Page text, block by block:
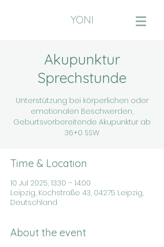
YONI
Akupunktur
Sprechstunde
Unterstützung bei körperlichen oder
emotionalen Beschwerden,
Geburtsvorbereitende Akupunktur ab
36+0 SSW
Time & Location
10 Jul 2025, 13:30 – 14:00
Leipzig, Kochstraße 43, 04275 Leipzig,
Deutschland
About the event